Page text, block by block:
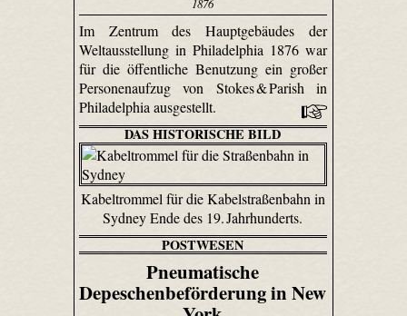
Im Zentrum des Hauptgebäudes der
Weltausstellung in Philadelphia 1876 war
für die öffentliche Benutzung ein großer
Personenaufzug von Stokes & Parish in
Philadelphia ausgestellt.
DAS HISTORISCHE BILD
Kabeltrommel für die Kabelstraßenbahn in
Sydney Ende des 19. Jahrhunderts.
POSTWESEN
Pneumatische
Depeschenbeförderung in New